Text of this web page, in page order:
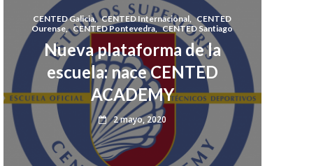
CENTED Galicia, CENTED Internacional, CENTED
Ourense, CENTED Pontevedra, CENTED Santiago
Nueva plataforma de la
escuela: nace CENTED
ACADEMY
2 mayo, 2020